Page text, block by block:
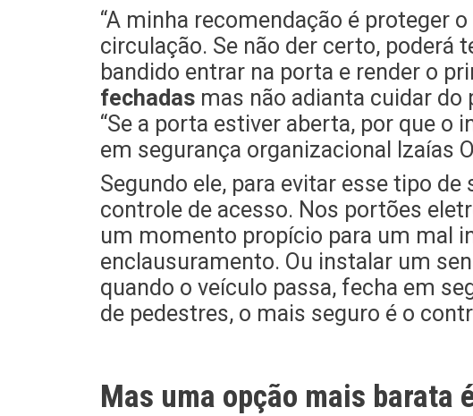
“A minha recomendação é proteger
circulação. Se não der certo, poderá
bandido entrar na porta e render o
fechadasmas não adianta cuidar do
“Se a porta estiver aberta, por que o
em segurança organizacional Izaías
Segundo ele, para evitar esse tipo
controle de acesso. Nos portões
um momento propício para um mal
enclausuramento. Ou instalar um
quando o veículo passa, fecha em
de pedestres, o mais seguro é o
Mas uma opção mais